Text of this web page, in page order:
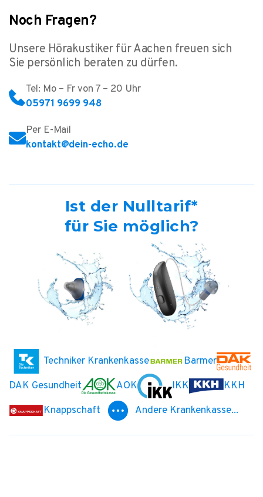
Ist der Nulltarif*
für Sie möglich?
Techniker Krankenkasse
Barmer
DAK Gesundheit
AOK IKK
KKH
Knappschaft
Andere Krankenkasse...
Noch Fragen?
Unsere Hörakustiker für Aachen freuen sich
Sie persönlich beraten zu dürfen.
Tel: Mo – Fr von 7 – 20 Uhr
05971 9699 948
Per E-Mail
kontakt@dein-echo.de